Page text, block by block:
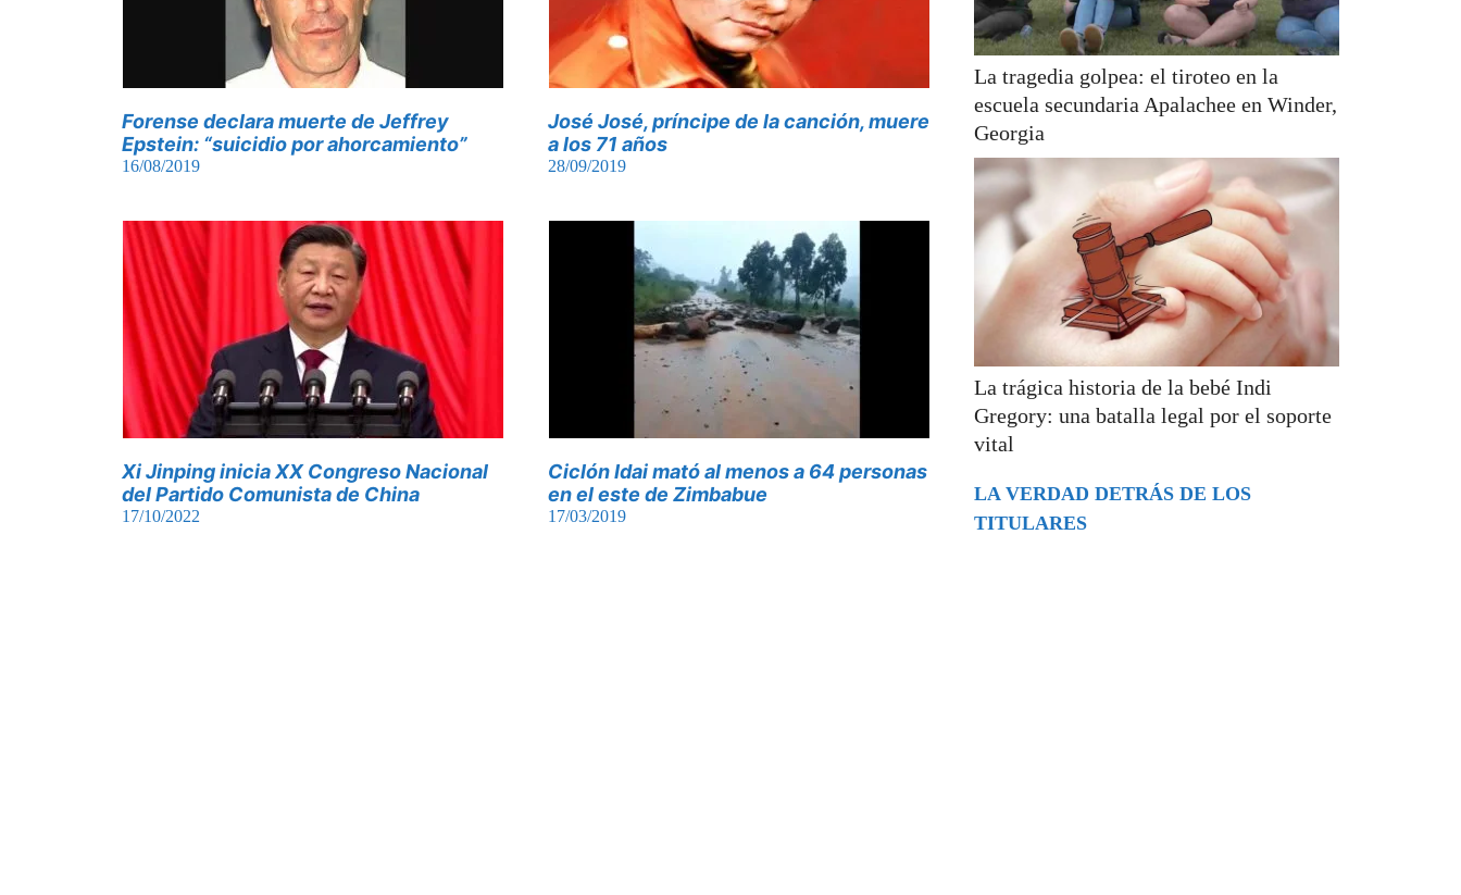
Forense declara muerte de Jeffrey
Epstein: “suicidio por ahorcamiento”
16/08/2019
José José, príncipe de la canción, muere
a los 71 años
28/09/2019
Xi Jinping inicia XX Congreso Nacional
del Partido Comunista de China
17/10/2022
Ciclón Idai mató al menos a 64 personas
en el este de Zimbabue
17/03/2019
La tragedia golpea: el tiroteo en la
escuela secundaria Apalachee en Winder,
Georgia
La trágica historia de la bebé Indi
Gregory: una batalla legal por el soporte
vital
LA VERDAD DETRÁS DE LOS
TITULARES